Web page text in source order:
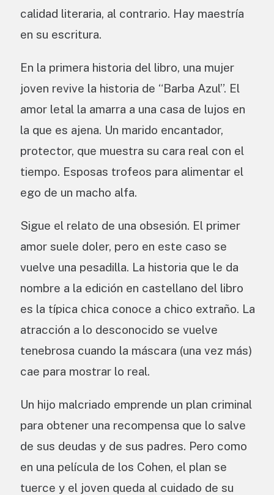
calidad literaria, al contrario. Hay maestría
en su escritura.
En la primera historia del libro, una mujer
joven revive la historia de “Barba Azul”. El
amor letal la amarra a una casa de lujos en
la que es ajena. Un marido encantador,
protector, que muestra su cara real con el
tiempo. Esposas trofeos para alimentar el
ego de un macho alfa.
Sigue el relato de una obsesión. El primer
amor suele doler, pero en este caso se
vuelve una pesadilla. La historia que le da
nombre a la edición en castellano del libro
es la típica chica conoce a chico extraño. La
atracción a lo desconocido se vuelve
tenebrosa cuando la máscara (una vez más)
cae para mostrar lo real.
Un hijo malcriado emprende un plan criminal
para obtener una recompensa que lo salve
de sus deudas y de sus padres. Pero como
en una película de los Cohen, el plan se
tuerce y el joven queda al cuidado de su